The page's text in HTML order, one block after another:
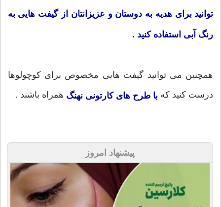
توانید برای هدیه به دوستان و عزیزانتان از گیفت هایی به
رنگ آبی استفاده کنید .
همچنین می توانید گیفت هایی مخصوص برای کوچولوها
درست کنید که با طرح های کارتونی نهنگ همراه باشند .
پیشنهاد امروز